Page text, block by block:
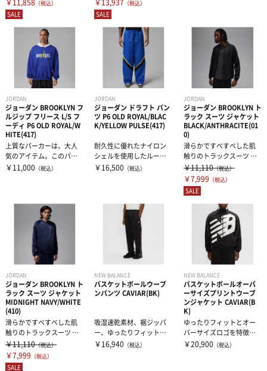
プロテイン
その他サプリメント
グッズ・アクセサリー
ひざ用サポーター
足首用サポーター
その他サポーター
アンダーラップ
その他テーピンググッズ
スポーツアパレル
半袖シャツ
長袖シャツ
ハーフパンツ
ソックス
スウェット
ウィンドブレーカー・ピステ
コート
レディース＆ジュニア
リカバリーウェア
その他グッズ
サンダル
バッグ
インソール
リストバンド・ヘアバンド
その他
THE PERSON SELECT
ウエイトトレーニング
自体重トレーニング
有酸素トレーニング
エクササイズマット
ケア・コンディション
￥11,858 （税込）
SALE
￥13,937 （税込）
SALE
JORDAN
ジョーダン BROOKLYN フ
ルジップ フリース L/S フ
ーディ P6 OLD ROYAL/W
HITE(417)
上質なパーカーは、大人
気のアイテム。このパー
カーは快適さを追求して
￥11,000 （税込）
JORDAN
ジョーダン ドラフト パン
ツ P6 OLD ROYAL/BLAC
K/YELLOW PULSE(417)
耐久性に優れたナイロン
シェルを使用したルーズ
フィットパンツ。快適な
￥16,500 （税込）
JORDAN
ジョーダン BROOKLYN ト
ラック スーツ ジャケット
BLACK/ANTHRACITE(01
0)
滑らかですべすべした肌
触りのトラックスーツ ジ
ャケットで、体をしっか
りとカバー。...
￥11,110（税込）
￥7,999 （税込）
SALE
JORDAN
ジョーダン BROOKLYN ト
ラック スーツ ジャケット
MIDNIGHT NAVY/WHITE
(410)
滑らかですべすべした肌
触りのトラックスーツ ジ
ャケットで、体をしっか
りとカバー。...
￥11,110（税込）
￥7,999 （税込）
SALE
NEW BALANCE
バスケットボールウーブ
ンパンツ CAVIAR(BK)
吸湿速乾素材、裾ジッパ
ー、ゆったりフィットを
備えたバスケットボール
￥16,940 （税込）
NEW BALANCE
バスケットボールオーバ
ーサイズプリントウーブ
ンジャケット CAVIAR(B
K)
ゆったりフィットとオー
バーサイズロゴを特徴と
する、裏地付きのバスケ
￥20,900 （税込）